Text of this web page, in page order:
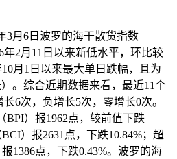
3月6日波罗的海干散货指数
年2月11日以来新低水平，环比较
月1日以来最大单日跌幅，且为
。综合近期数据来看，最近11个
6次，负增长5次，零增长0次。
BPI）报1962点，较前值下跌
）报2631点，下跌10.84%；超
1386点，下跌0.43%。波罗的海